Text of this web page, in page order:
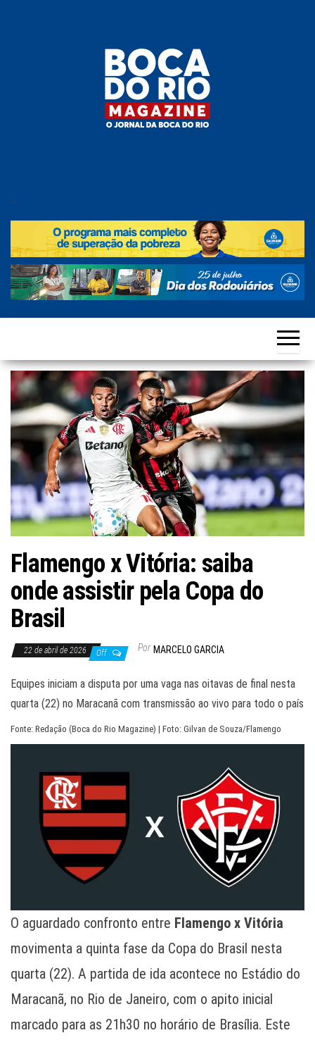
Magazine
do Rio
e
região!
.
Flamengo x Vitória: saiba
onde assistir pela Copa do
Brasil
22 de abril de 2026 Off Por MARCELO GARCIA
Equipes iniciam a disputa por uma vaga nas oitavas de final nesta
quarta (22) no Maracanã com transmissão ao vivo para todo o país
Fonte: Redação (Boca do Rio Magazine) | Foto: Gilvan de Souza/Flamengo
O aguardado confronto entre Flamengo x Vitória
movimenta a quinta fase da Copa do Brasil nesta
quarta (22). A partida de ida acontece no Estádio do
Maracanã, no Rio de Janeiro, com o apito inicial
marcado para as 21h30 no horário de Brasília. Este